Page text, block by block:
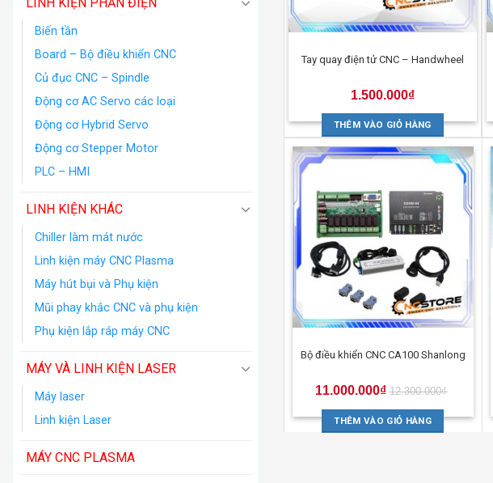
Biến tần
Board – Bộ điều khiển CNC
Củ đục CNC – Spindle
Động cơ AC Servo các loại
Động cơ Hybrid Servo
Động cơ Stepper Motor
PLC – HMI
LINH KIỆN KHÁC
Chiller làm mát nước
Linh kiện máy CNC Plasma
Máy hút bụi và Phụ kiện
Mũi phay khắc CNC và phụ kiện
Phụ kiện lắp ráp máy CNC
MÁY VÀ LINH KIỆN LASER
Máy laser
Linh kiện Laser
MÁY CNC PLASMA
Tay quay điện tử CNC – Handwheel
1.500.000₫
THÊM VÀO GIỎ HÀNG
Bộ điều khiển CNC CA100 Shanlong
11.000.000₫ 12.300.000₫
THÊM VÀO GIỎ HÀNG